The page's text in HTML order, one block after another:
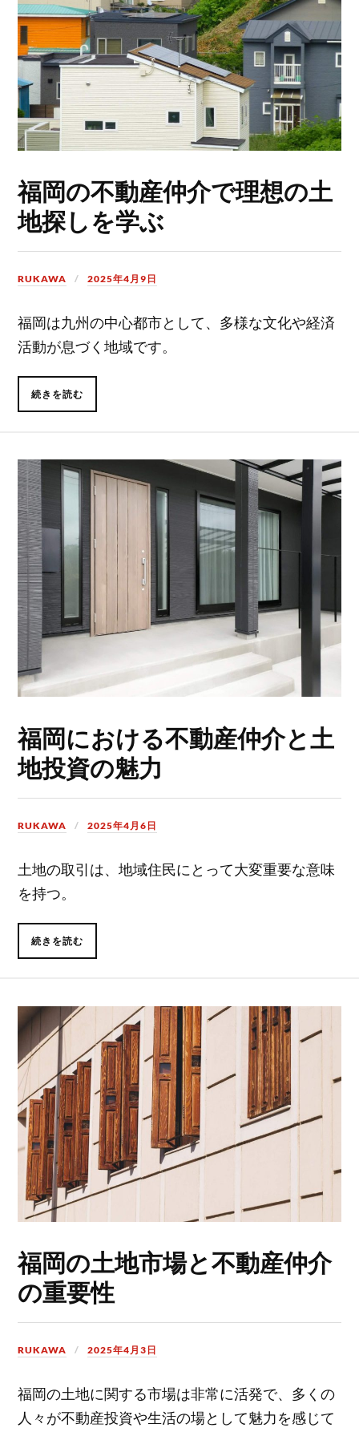
福岡の不動産仲介で理想の土
地探しを学ぶ
RUKAWA 2025年4月9日
福岡は九州の中心都市として、多様な文化や経済
活動が息づく地域です。
続きを読む
福岡における不動産仲介と土
地投資の魅力
RUKAWA 2025年4月6日
土地の取引は、地域住民にとって大変重要な意味
を持つ。
続きを読む
福岡の土地市場と不動産仲介
の重要性
RUKAWA 2025年4月3日
福岡の土地に関する市場は非常に活発で、多くの
人々が不動産投資や生活の場として魅力を感じて